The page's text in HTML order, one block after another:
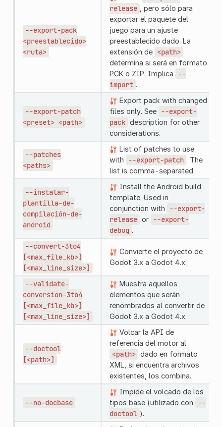
--export-pack
<preestablecido>
<ruta>
release
, pero sólo para
exportar el paquete del
juego para un ajuste
preestablecido dado. La
extensión de <path>
determina si será en formato
PCK o ZIP. Implica
--
import .
--export-patch
<preset> <path>
Export pack with changed
files only. See
--export-
pack description for other
considerations.
--patches
<paths>
List of patches to use
with
--export-patch . The
list is comma-separated.
--instalar-
plantilla-de-
compilación-de-
android
Install the Android build
template. Used in
conjunction with
--export-
release or
--export-
debug .
--convert-3to4
[<max_file_kb>]
[<max_line_size>]
Convierte el proyecto de
Godot 3.x a Godot 4.x.
--validate-
conversion-3to4
[<max_file_kb>]
[<max_line_size>]
Muestra aquellos
elementos que serán
renombrados al convertir de
Godot 3.x a Godot 4.x.
--doctool
[<path>]
Volcar la API de
referencia del motor al
<path> dado en formato
XML, si encuentra archivos
existentes, los combina.
--no-docbase
Impide el volcado de los
tipos base (utilizado con
--
doctool ).